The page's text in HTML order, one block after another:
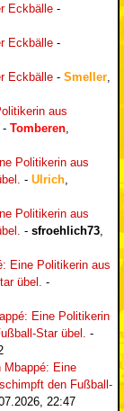
Eckbälle -
Eckbälle -
Eckbälle - Smeller,
aus
- Tomberen,
Politikerin aus
- Ulrich,
Politikerin aus
- sfroehlich73,
Eine Politikerin aus
übel. -
Eine Politikerin
Star übel. -
Mbappé: Eine
den Fußball-
22:47